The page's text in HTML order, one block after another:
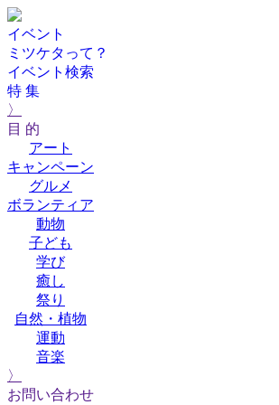
イベント
ミツケタって？
イベント検索
特 集
〉
目 的
アート
キャンペーン
グルメ
ボランティア
動物
子ども
学び
癒し
祭り
自然・植物
運動
音楽
〉
お問い合わせ